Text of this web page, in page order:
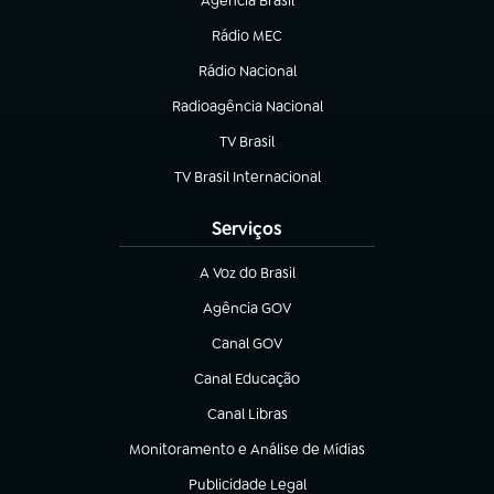
(abre em nova aba)
Rádio MEC
Rádio Nacional
(abre em nova aba)
Radioagência Nacional
(abre em nova aba)
TV Brasil
(abre em nova aba)
TV Brasil Internacional
(abre em nova aba)
Serviços
A Voz do Brasil
(abre em nova aba)
Agência GOV
(abre em nova aba)
Canal GOV
(abre em nova aba)
Canal Educação
(abre em nova aba)
Canal Libras
(abre em nova aba)
Monitoramento e Análise de Mídias
(abre em nova aba)
Publicidade Legal